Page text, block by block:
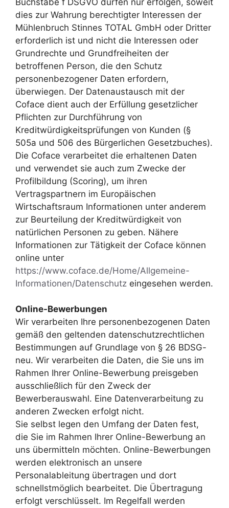
dies zur Wahrung berechtigter Interessen der
Mühlenbruch Stinnes TOTAL GmbH oder Dritter
erforderlich ist und nicht die Interessen oder
Grundrechte und Grundfreiheiten der
betroffenen Person, die den Schutz
personenbezogener Daten erfordern,
überwiegen. Der Datenaustausch mit der
Coface dient auch der Erfüllung gesetzlicher
Pflichten zur Durchführung von
Kreditwürdigkeitsprüfungen von Kunden (§
505a und 506 des Bürgerlichen Gesetzbuches).
Die Coface verarbeitet die erhaltenen Daten
und verwendet sie auch zum Zwecke der
Profilbildung (Scoring), um ihren
Vertragspartnern im Europäischen
Wirtschaftsraum Informationen unter anderem
zur Beurteilung der Kreditwürdigkeit von
natürlichen Personen zu geben. Nähere
Informationen zur Tätigkeit der Coface können
online unter
https://www.coface.de/Home/Allgemeine-
Informationen/Datenschutz eingesehen werden.
Online-Bewerbungen
Wir verarbeiten Ihre personenbezogenen Daten
gemäß den geltenden datenschutzrechtlichen
Bestimmungen auf Grundlage von § 26 BDSG-
neu. Wir verarbeiten die Daten, die Sie uns im
Rahmen Ihrer Online-Bewerbung preisgeben
ausschließlich für den Zweck der
Bewerberauswahl. Eine Datenverarbeitung zu
anderen Zwecken erfolgt nicht.
Sie selbst legen den Umfang der Daten fest,
die Sie im Rahmen Ihrer Online-Bewerbung an
uns übermitteln möchten. Online-Bewerbungen
werden elektronisch an unsere
Personalableitung übertragen und dort
schnellstmöglich bearbeitet. Die Übertragung
erfolgt verschlüsselt. Im Regelfall werden